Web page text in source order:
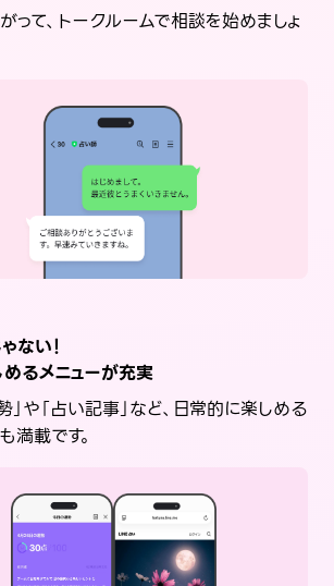
って、トークルームで相談を始めましょ
ない！
るメニューが充実
」や「占い記事」など、日常的に楽しめる
満載です。